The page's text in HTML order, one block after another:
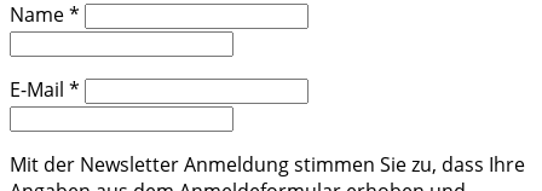
Name*
E-Mail *
Mit der Newsletter Anmeldung stimmen Sie zu, dass Ihre